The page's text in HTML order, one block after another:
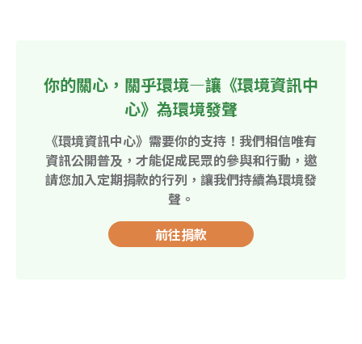
你的關心，關乎環境—讓《環境資訊中
心》為環境發聲
《環境資訊中心》需要你的支持！我們相信唯有
資訊公開普及，才能促成民眾的參與和行動，邀
請您加入定期捐款的行列，讓我們持續為環境發
聲。
前往捐款